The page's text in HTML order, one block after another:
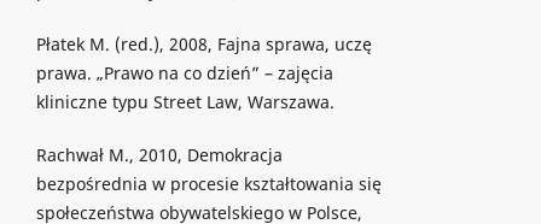
Płatek M. (red.), 2008, Fajna sprawa, uczę
prawa. „Prawo na co dzień” – zajęcia
kliniczne typu Street Law, Warszawa.
Rachwał M., 2010, Demokracja
bezpośrednia w procesie kształtowania się
społeczeństwa obywatelskiego w Polsce,